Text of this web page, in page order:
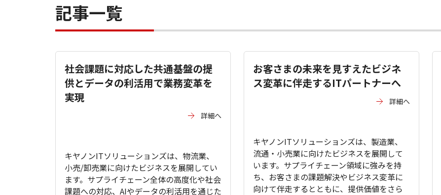
記事一覧
社会課題に対応した共通基盤の提
供とデータの利活用で業務変革を
実現
詳細へ
キヤノンITソリューションズは、物流業、
小売/卸売業に向けたビジネスを展開してい
ます。サプライチェーン全体の高度化や社会
課題への対応、AIやデータの利活用を通じた
お客さまの未来を見すえたビジネ
ス変革に伴走するITパートナーへ
詳細へ
キヤノンITソリューションズは、製造業、
流通・小売業に向けたビジネスを展開して
います。サプライチェーン領域に強みを持
ち、お客さまの課題解決やビジネス変革に
向けて伴走するとともに、提供価値をさら